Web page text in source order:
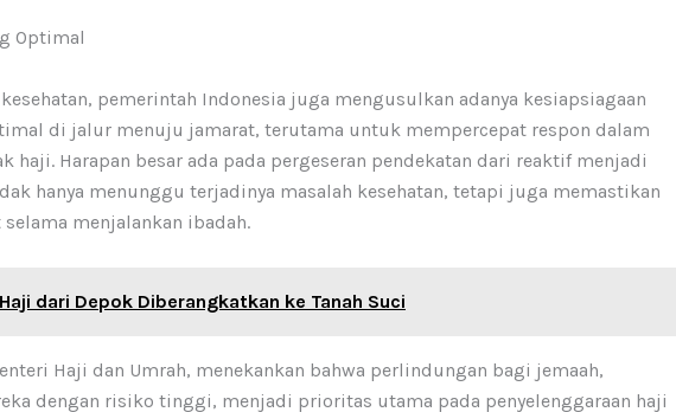
Optimal
pemerintah Indonesia juga mengusulkan adanya kesiapsiagaan
di jalur menuju jamarat, terutama untuk mempercepat respon dalam
haji. Harapan besar ada pada pergeseran pendekatan dari reaktif menjadi
hanya menunggu terjadinya masalah kesehatan, tetapi juga memastikan
menjalankan ibadah.
dari Depok Diberangkatkan ke Tanah Suci
Haji dan Umrah, menekankan bahwa perlindungan bagi jemaah,
dengan risiko tinggi, menjadi prioritas utama pada penyelenggaraan haji